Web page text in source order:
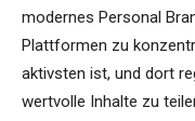
modernes Personal
Plattformen zu
aktivsten ist, und dort
wertvolle Inhalte zu